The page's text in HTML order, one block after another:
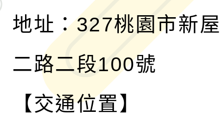
地址：327桃園市新
二路二段100號
【交通位置】